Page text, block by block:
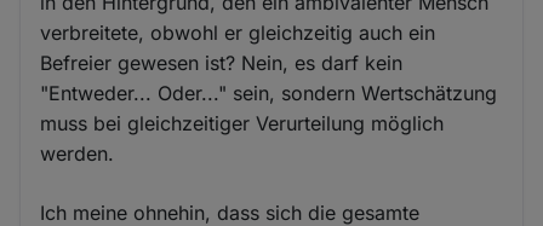
verbreitete, obwohl er gleichzeitig auch ein
Befreier gewesen ist? Nein, es darf kein
"Entweder... Oder..." sein, sondern Wertschätzung
muss bei gleichzeitiger Verurteilung möglich
werden.
Ich meine ohnehin, dass sich die gesamte